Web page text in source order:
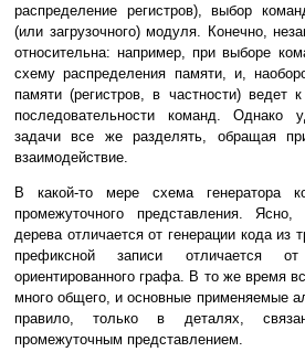
распределение регистров), выбор
(или загрузочного) модуля. Конечно,
относительна: например, при выборе
схему распределения памяти, и,
памяти (регистров, в частности) ведет
последовательности команд. Однако
задачи все же разделять, обращая
взаимодействие.
В какой-то мере схема генератора
промежуточного представления.
дерева отличается от генерации кода из
префиксной записи отличается
ориентированного графа. В то же время
много общего, и основные применяемые
правило, только в деталях,
промежуточным представлением.